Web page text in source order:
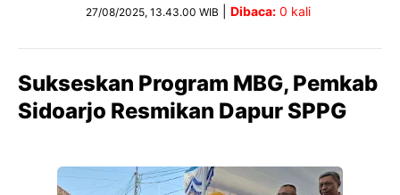
27/08/2025, 13.43.00 WIB Dibaca: 0 kali
Sukseskan Program MBG, Pemkab
Sidoarjo Resmikan Dapur SPPG